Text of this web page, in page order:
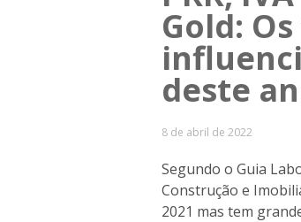
Gold:
deste
8 de abril de 2022
Segundo o Guia
Construção e
2021 mas tem